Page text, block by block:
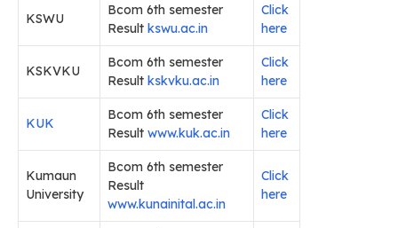
KSWU
Bcom 6th semester
Result kswu.ac.in
Click
here
KSKVKU
Bcom 6th semester
Result kskvku.ac.in
Click
here
KUK
Bcom 6th semester
Result www.kuk.ac.in
Click
here
Kumaun
University
Bcom 6th semester
Result
www.kunainital.ac.in
Click
here